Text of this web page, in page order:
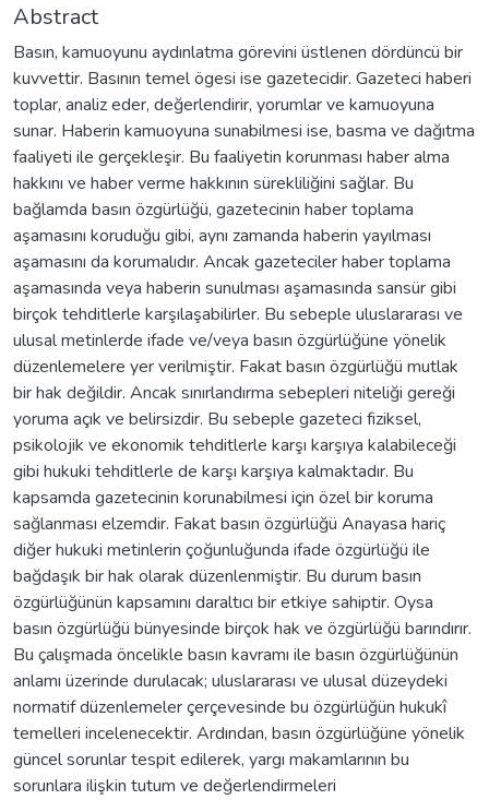
Abstract
Basın, kamuoyunu aydınlatma görevini üstlenen dördüncü bir
kuvvettir. Basının temel ögesi ise gazetecidir. Gazeteci haberi
toplar, analiz eder, değerlendirir, yorumlar ve kamuoyuna
sunar. Haberin kamuoyuna sunabilmesi ise, basma ve dağıtma
faaliyeti ile gerçekleşir. Bu faaliyetin korunması haber alma
hakkını ve haber verme hakkının sürekliliğini sağlar. Bu
bağlamda basın özgürlüğü, gazetecinin haber toplama
aşamasını koruduğu gibi, aynı zamanda haberin yayılması
aşamasını da korumalıdır. Ancak gazeteciler haber toplama
aşamasında veya haberin sunulması aşamasında sansür gibi
birçok tehditlerle karşılaşabilirler. Bu sebeple uluslararası ve
ulusal metinlerde ifade ve/veya basın özgürlüğüne yönelik
düzenlemelere yer verilmiştir. Fakat basın özgürlüğü mutlak
bir hak değildir. Ancak sınırlandırma sebepleri niteliği gereği
yoruma açık ve belirsizdir. Bu sebeple gazeteci fiziksel,
psikolojik ve ekonomik tehditlerle karşı karşıya kalabileceği
gibi hukuki tehditlerle de karşı karşıya kalmaktadır. Bu
kapsamda gazetecinin korunabilmesi için özel bir koruma
sağlanması elzemdir. Fakat basın özgürlüğü Anayasa hariç
diğer hukuki metinlerin çoğunluğunda ifade özgürlüğü ile
bağdaşık bir hak olarak düzenlenmiştir. Bu durum basın
özgürlüğünün kapsamını daraltıcı bir etkiye sahiptir. Oysa
basın özgürlüğü bünyesinde birçok hak ve özgürlüğü barındırır.
Bu çalışmada öncelikle basın kavramı ile basın özgürlüğünün
anlamı üzerinde durulacak; uluslararası ve ulusal düzeydeki
normatif düzenlemeler çerçevesinde bu özgürlüğün hukukî
temelleri incelenecektir. Ardından, basın özgürlüğüne yönelik
güncel sorunlar tespit edilerek, yargı makamlarının bu
sorunlara ilişkin tutum ve değerlendirmeleri